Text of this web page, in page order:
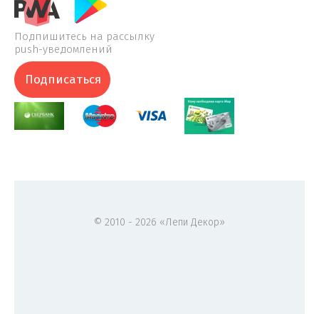
Подпишитесь на рассылку
push-уведомлений
Подписаться
© 2010 - 2026 «Лепи Декор»